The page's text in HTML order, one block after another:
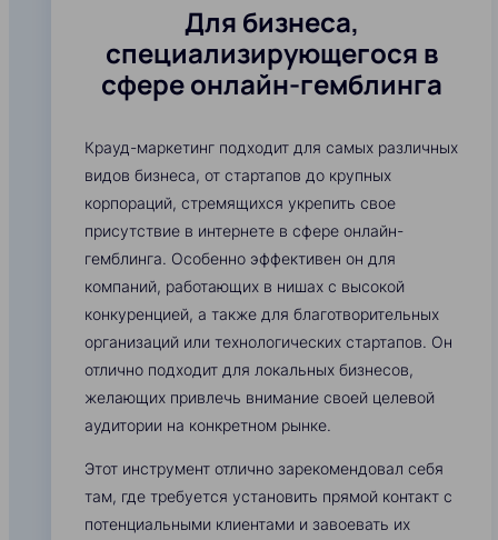
Для бизнеса,
специализирующегося в
сфере онлайн-гемблинга
Крауд-маркетинг подходит для самых различных
видов бизнеса, от стартапов до крупных
корпораций, стремящихся укрепить свое
присутствие в интернете в сфере онлайн-
гемблинга. Особенно эффективен он для
компаний, работающих в нишах с высокой
конкуренцией, а также для благотворительных
организаций или технологических стартапов. Он
отлично подходит для локальных бизнесов,
желающих привлечь внимание своей целевой
аудитории на конкретном рынке.
Этот инструмент отлично зарекомендовал себя
там, где требуется установить прямой контакт с
потенциальными клиентами и завоевать их